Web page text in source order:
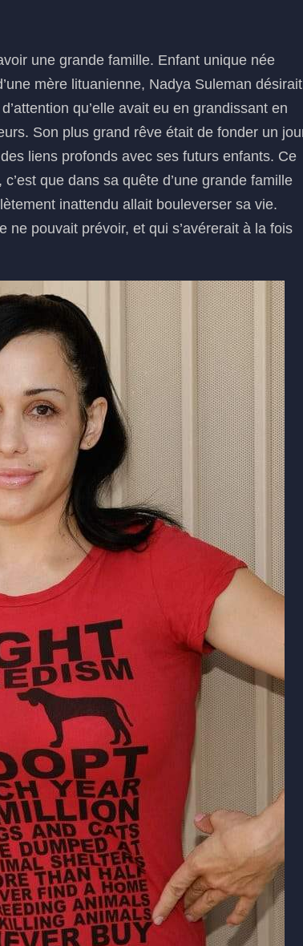
une grande famille. Enfant unique née
mère lituanienne, Nadya Suleman désirait
qu’elle avait eu en grandissant en
Son plus grand rêve était de fonder un
liens profonds avec ses futurs enfants. Ce
que dans sa quête d’une grande famille
inattendu allait bouleverser sa vie.
ne pouvait prévoir, et qui s’avérerait à la fois